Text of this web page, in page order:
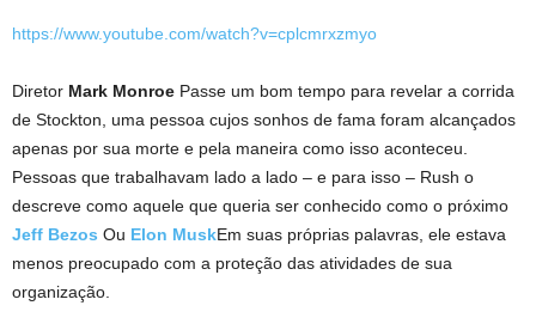
https://www.youtube.com/watch?v=cplcmrxzmyo
Diretor Mark Monroe Passe um bom tempo para revelar a corrida
de Stockton, uma pessoa cujos sonhos de fama foram alcançados
apenas por sua morte e pela maneira como isso aconteceu.
Pessoas que trabalhavam lado a lado – e para isso – Rush o
descreve como aquele que queria ser conhecido como o próximo
Jeff Bezos Ou Elon MuskEm suas próprias palavras, ele estava
menos preocupado com a proteção das atividades de sua
organização.